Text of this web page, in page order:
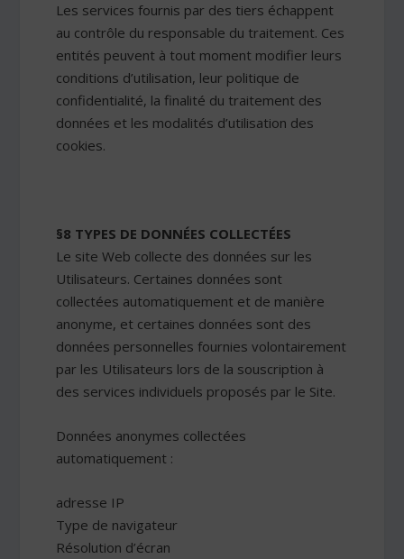
Les services fournis par des tiers échappent
au contrôle du responsable du traitement. Ces
entités peuvent à tout moment modifier leurs
conditions d’utilisation, leur politique de
confidentialité, la finalité du traitement des
données et les modalités d’utilisation des
cookies.
§8 TYPES DE DONNÉES COLLECTÉES
Le site Web collecte des données sur les
Utilisateurs. Certaines données sont
collectées automatiquement et de manière
anonyme, et certaines données sont des
données personnelles fournies volontairement
par les Utilisateurs lors de la souscription à
des services individuels proposés par le Site.
Données anonymes collectées
automatiquement :
adresse IP
Type de navigateur
Résolution d’écran